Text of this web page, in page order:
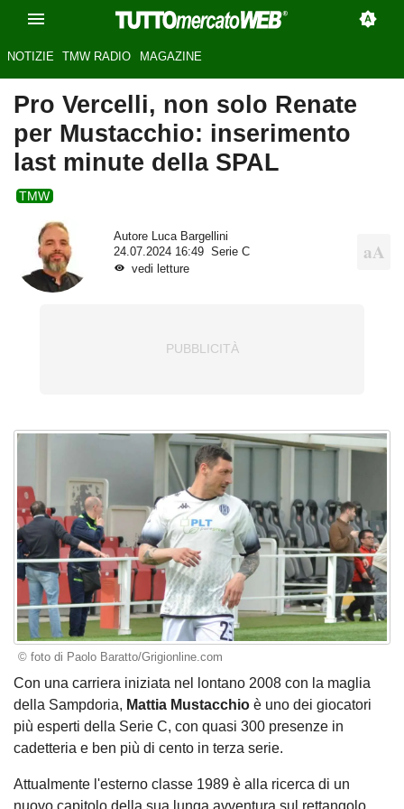
NOTIZIE TMW RADIO MAGAZINE
Pro Vercelli, non solo Renate
per Mustacchio: inserimento
last minute della SPAL
TMW
Autore Luca Bargellini
24.07.2024 16:49
Serie C
vedi letture
© foto di Paolo Baratto/Grigionline.com
Con una carriera iniziata nel lontano 2008 con la maglia
della Sampdoria, Mattia Mustacchio è uno dei giocatori
più esperti della Serie C, con quasi 300 presenze in
cadetteria e ben più di cento in terza serie.
Attualmente l'esterno classe 1989 è alla ricerca di un
nuovo capitolo della sua lunga avventura sul rettangolo